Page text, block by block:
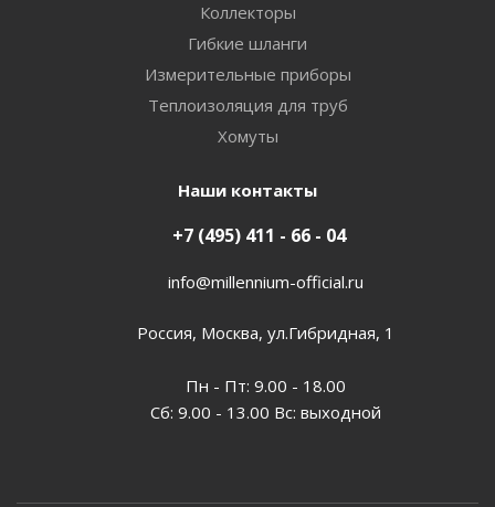
Коллекторы
Гибкие шланги
Измерительные приборы
Теплоизоляция для труб
Хомуты
Наши контакты
+7 (495) 411 - 66 - 04
info@millennium-official.ru
Россия, Москва, ул.Гибридная, 1
Пн - Пт: 9.00 - 18.00
Сб: 9.00 - 13.00 Вс: выходной